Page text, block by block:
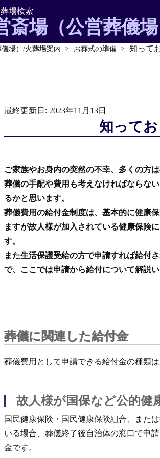
場検索
斎場（公営葬儀
場）/火葬場案内 お葬式の準備 知って
最終更新日: 2023年11月13日
知って
ご家族やお身内の突然の不幸、多くの方
葬儀の手配や費用も考えなければならな
るかと思います。
葬儀費用の給付金制度は、基本的に健康
ますが故人様が加入されている健康保険
す。
また生活保護受給の方で申請すれば給付
で、ここでは申請から給付について解説い
葬儀に関連した給付金
葬儀費用として申請できる給付金の種類
故人様が国保など公的健
国民健康保険・国民健康保険組合、また
いる場合、葬儀終了後自治体の窓口で申
金です。